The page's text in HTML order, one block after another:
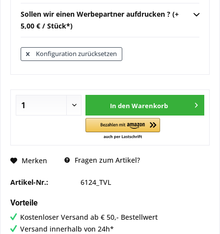
Sollen wir einen Werbepartner aufdrucken ? (+
5,00 € / Stück*)
Konfiguration zurücksetzen
In den Warenkorb
Merken Fragen zum Artikel?
Artikel-Nr.: 6124_TVL
Vorteile
Kostenloser Versand ab € 50,- Bestellwert
Versand innerhalb von 24h*